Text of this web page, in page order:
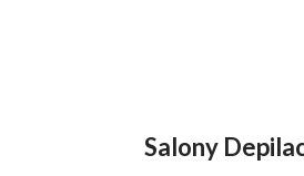
ZASTANAWIASZ SIĘ NAD
Salony